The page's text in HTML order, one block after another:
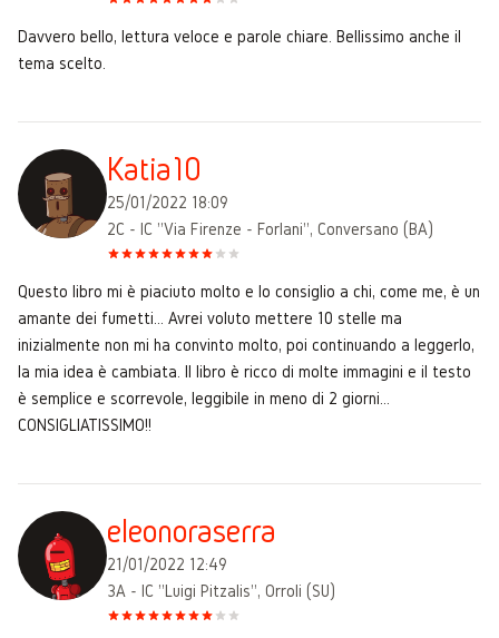
Davvero bello, lettura veloce e parole chiare. Bellissimo anche il
tema scelto.
Katia10
25/01/2022 18:09
2C - IC "Via Firenze - Forlani", Conversano (BA)
Questo libro mi è piaciuto molto e lo consiglio a chi, come me, è un
amante dei fumetti... Avrei voluto mettere 10 stelle ma
inizialmente non mi ha convinto molto, poi continuando a leggerlo,
la mia idea è cambiata. Il libro è ricco di molte immagini e il testo
è semplice e scorrevole, leggibile in meno di 2 giorni...
CONSIGLIATISSIMO!!
eleonoraserra
21/01/2022 12:49
3A - IC "Luigi Pitzalis", Orroli (SU)